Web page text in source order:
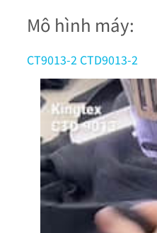
Mô hình máy:
CT9013-2 CTD9013-2